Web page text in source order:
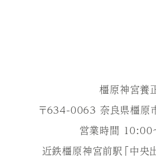
橿原神宮養
〒634-0063 奈良県橿原
営業時間 10:00
近鉄橿原神宮前駅「中央